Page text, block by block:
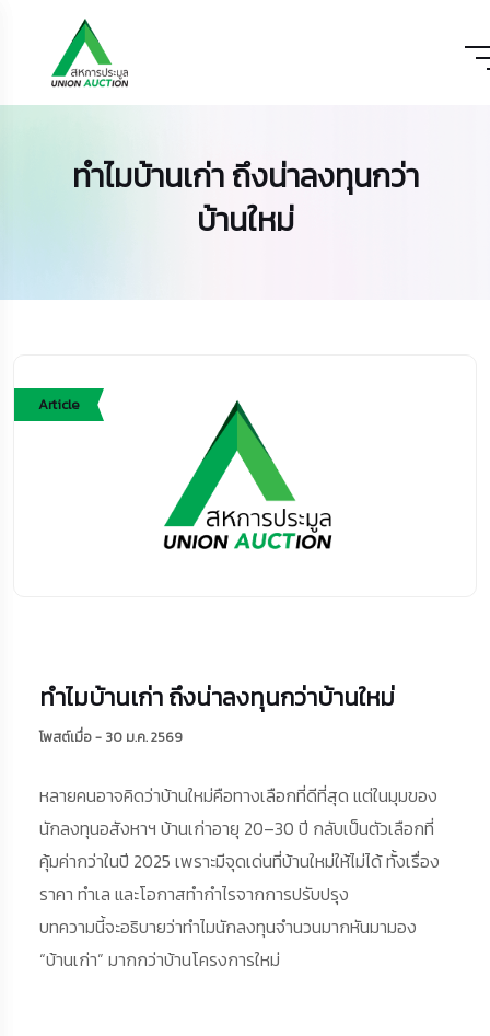
ทำไมบ้านเก่า ถึงน่าลงทุนกว่า
บ้านใหม่
Article
ทำไมบ้านเก่า ถึงน่าลงทุนกว่าบ้านใหม่
โพสต์เมื่อ - 30 ม.ค. 2569
หลายคนอาจคิดว่าบ้านใหม่คือทางเลือกที่ดีที่สุด แต่ในมุมของ
นักลงทุนอสังหาฯ บ้านเก่าอายุ 20–30 ปี กลับเป็นตัวเลือกที่
คุ้มค่ากว่าในปี 2025 เพราะมีจุดเด่นที่บ้านใหม่ให้ไม่ได้ ทั้งเรื่อง
ราคา ทำเล และโอกาสทำกำไรจากการปรับปรุง
บทความนี้จะอธิบายว่าทำไมนักลงทุนจำนวนมากหันมามอง
“บ้านเก่า” มากกว่าบ้านโครงการใหม่